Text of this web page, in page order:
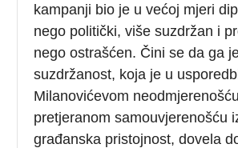
kampanji bio je u većoj mjeri
nego politički, više suzdržan i
nego ostrašćen. Čini se da ga
suzdržanost, koja je u
Milanovićevom
pretjeranom samouvjerenošću
građanska pristojnost, dovela